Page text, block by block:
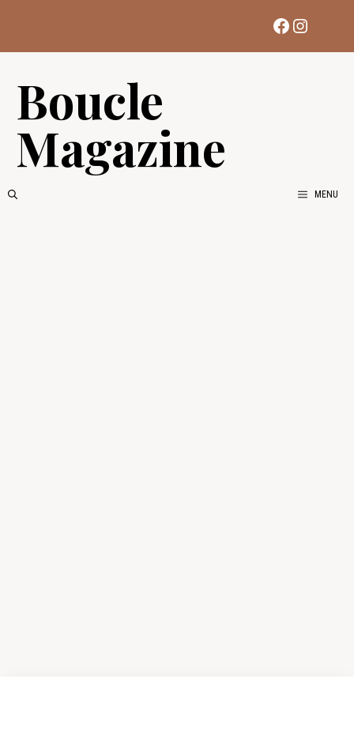
contenu
Facebook
Boucle
Magazine
MENU